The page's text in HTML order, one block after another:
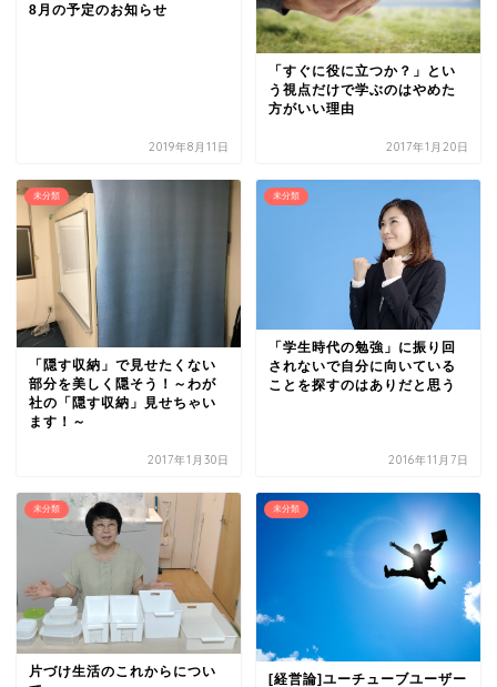
8月の予定のお知らせ
2019年8月11日
「すぐに役に立つか？」とい
う視点だけで学ぶのはやめた
方がいい理由
2017年1月20日
未分類
「隠す収納」で見せたくない
部分を美しく隠そう！～わが
社の「隠す収納」見せちゃい
ます！～
2017年1月30日
未分類
「学生時代の勉強」に振り回
されないで自分に向いている
ことを探すのはありだと思う
2016年11月7日
未分類
片づけ生活のこれからについ
未分類
[経営論]ユーチューブユーザー